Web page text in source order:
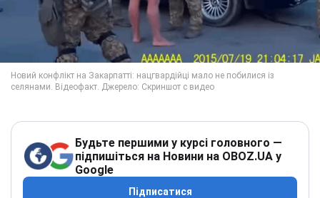
Будьте першими у курсі головного —
підпишіться на Новини на OBOZ.UA у
Google
Підписатися